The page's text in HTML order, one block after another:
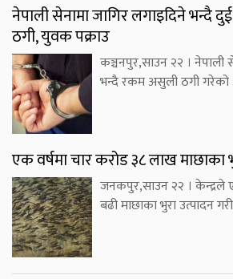
नेपाली सेनामा जागिर लगाइदिने भन्दै
ठगी, युवक पक्राउ
कञ्चनपुर,साउन २२ । नेपाली
भन्दै रकम असुली ठगी
एक वर्षमा चार करोड ३८ लाख माछाका
जनकपुर,साउन २२ । केन्द्रले
बढी माछाका भुरा उत्पादन